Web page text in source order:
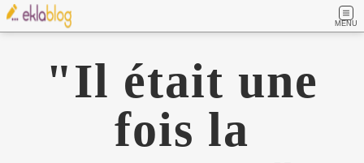
MENU
"Il était une
fois la